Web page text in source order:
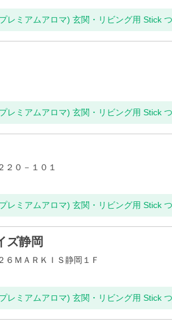
レミアムアロマ) 玄関・リビング用 Stick
レミアムアロマ) 玄関・リビング用 Stick
２０－１０１
レミアムアロマ) 玄関・リビング用 Stick
ズ静岡
６ＭＡＲＫＩＳ静岡１Ｆ
レミアムアロマ) 玄関・リビング用 Stick